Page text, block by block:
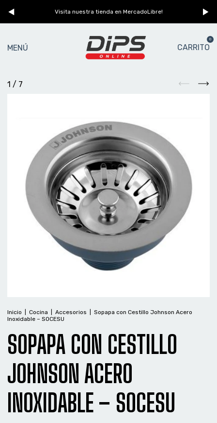
Visita nuestra tienda en MercadoLibre!
MENÚ CARRITO
0
1 / 7
Inicio Cocina Accesorios
Sopapa con Cestillo Johnson Acero
Inoxidable – SOCESU
SOPAPA CON CESTILLO
JOHNSON ACERO
INOXIDABLE – SOCESU